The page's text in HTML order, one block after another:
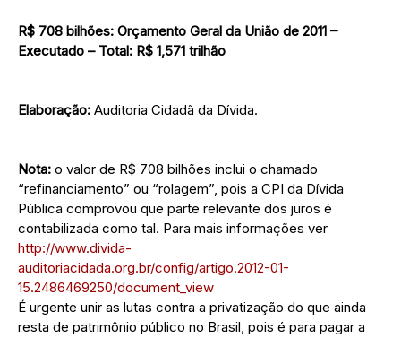
R$ 708 bilhões: Orçamento Geral da União de 2011 –
Executado – Total: R$ 1,571 trilhão
Elaboração: Auditoria Cidadã da Dívida.
Nota: o valor de R$ 708 bilhões inclui o chamado
“refinanciamento” ou “rolagem”, pois a CPI da Dívida
Pública comprovou que parte relevante dos juros é
contabilizada como tal. Para mais informações ver
http://www.divida-
auditoriacidada.org.br/config/artigo.2012-01-
15.2486469250/document_view
É urgente unir as lutas contra a privatização do que ainda
resta de patrimônio público no Brasil, pois é para pagar a